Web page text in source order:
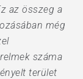
az összeg a
még
száma
terület